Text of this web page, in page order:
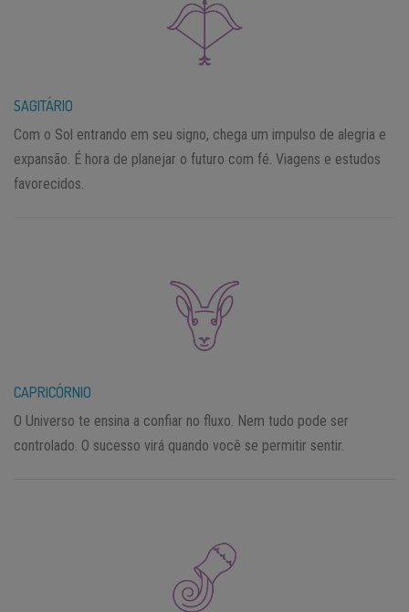
SAGITÁRIO
Com o Sol entrando em seu signo, chega um impulso de alegria e
expansão. É hora de planejar o futuro com fé. Viagens e estudos
favorecidos.
CAPRICÓRNIO
O Universo te ensina a confiar no fluxo. Nem tudo pode ser
controlado. O sucesso virá quando você se permitir sentir.